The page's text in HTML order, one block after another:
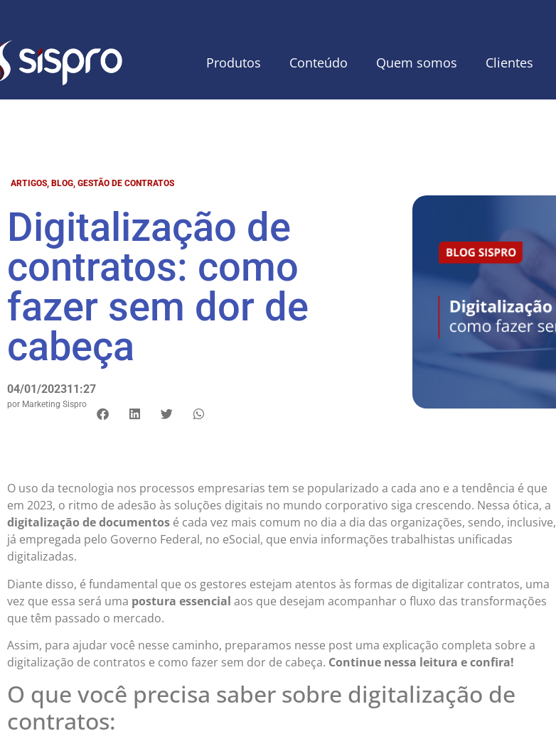
Produtos Conteúdo Quem somos Clientes
ARTIGOS, BLOG, GESTÃO DE CONTRATOS
Digitalização de
contratos: como
fazer sem dor de
cabeça
04/01/202311:27
por Marketing Sispro
O uso da tecnologia nos processos empresarias tem se popularizado a cada ano e a tendência é que
em 2023, o ritmo de adesão às soluções digitais no mundo corporativo siga crescendo. Nessa ótica, a
digitalização de documentos é cada vez mais comum no dia a dia das organizações, sendo, inclusive,
já empregada pelo Governo Federal, no eSocial, que envia informações trabalhistas unificadas
digitalizadas.
Diante disso, é fundamental que os gestores estejam atentos às formas de digitalizar contratos, uma
vez que essa será uma postura essencial aos que desejam acompanhar o fluxo das transformações
que têm passado o mercado.
Assim, para ajudar você nesse caminho, preparamos nesse post uma explicação completa sobre a
digitalização de contratos e como fazer sem dor de cabeça. Continue nessa leitura e confira!
O que você precisa saber sobre digitalização de
contratos: